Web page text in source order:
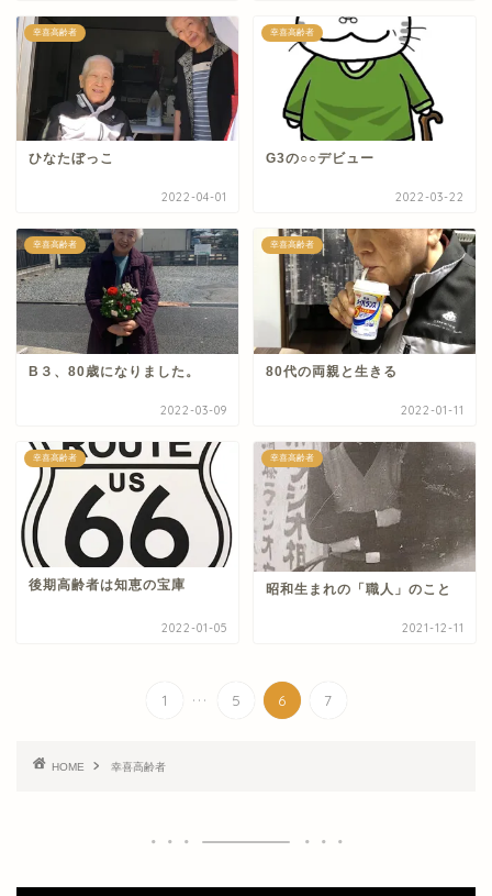
幸喜高齢者
ひなたぼっこ
2022-04-01
幸喜高齢者
G3の○○デビュー
2022-03-22
幸喜高齢者
B３、80歳になりました。
2022-03-09
幸喜高齢者
80代の両親と生きる
2022-01-11
幸喜高齢者
後期高齢者は知恵の宝庫
2022-01-05
幸喜高齢者
昭和生まれの「職人」のこと
2021-12-11
1 ... 5 6 7
HOME 幸喜高齢者